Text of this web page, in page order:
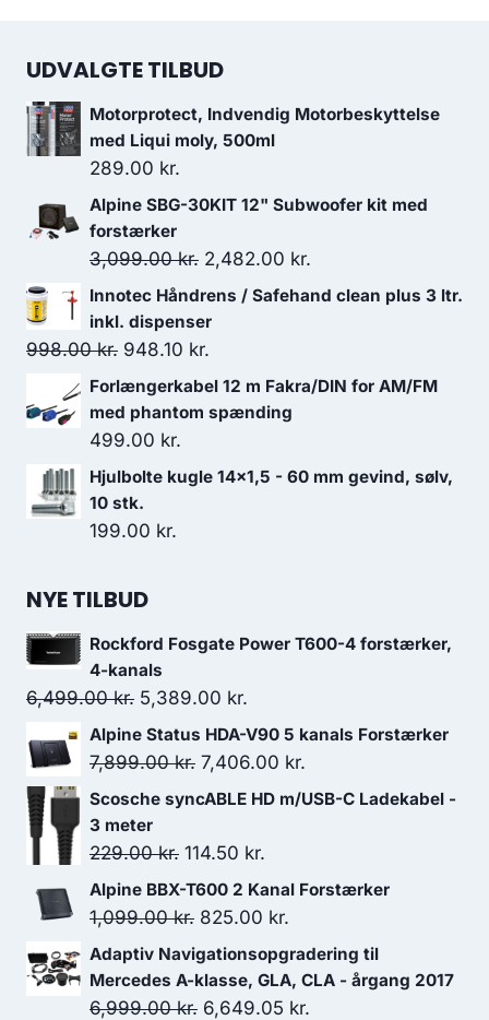
UDVALGTE TILBUD
Motorprotect, Indvendig Motorbeskyttelse
med Liqui moly, 500ml
289.00 kr.
Alpine SBG-30KIT 12" Subwoofer kit med
forstærker
3,099.00kr. Den
oprindelige
pris
var:
3,099.00 kr..
2,482.00 kr.
aktuelle
2,482.00 kr..
Innotec Håndrens / Safehand clean plus 3 ltr.
inkl. dispenser
998.00kr. Den
oprindelige
pris
var:
998.00 kr..
948.10 kr.
aktuelle
pris
948.10 kr..
Forlængerkabel 12 m Fakra/DIN for AM/FM
med phantom spænding
499.00 kr.
Hjulbolte kugle 14x1,5 - 60 mm gevind, sølv,
10 stk.
199.00 kr.
NYE TILBUD
Rockford Fosgate Power T600-4 forstærker,
4-kanals
6,499.00kr. Den
oprindelige
pris
6,499.00 kr..
5,389.00 kr.
aktuelle
pris
Alpine Status HDA-V90 5 kanals Forstærker
7,899.00kr. Den
oprindelige
var:
7,899.00 kr..
7,406.00 kr.
aktuelle
7,406.00 kr..
Scosche syncABLE HD m/USB-C Ladekabel -
3 meter
229.00kr. Den
oprindelige
pris
229.00 kr..
114.50 kr.
aktuelle
pris
114.50 kr..
Alpine BBX-T600 2 Kanal Forstærker
1,099.00kr. Den
oprindelige
pris
var:
825.00 kr.
aktuelle
pris
er:
Adaptiv Navigationsopgradering til
Mercedes A-klasse, GLA, CLA - årgang 2017
6,999.00kr. Den
6,649.05 kr.